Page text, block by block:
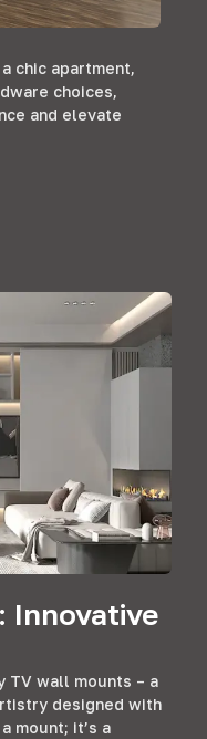
chic apartment,
choices,
and elevate
: Innovative
TV wall mounts – a
designed with
mount; it’s a